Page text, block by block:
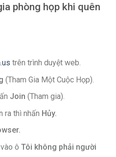
phòng họp khi quên
trên trình duyệt web.
(Tham Gia Một Cuộc Họp).
Join (Tham gia).
ra thì nhấn Hủy.
ô Tôi không phải người